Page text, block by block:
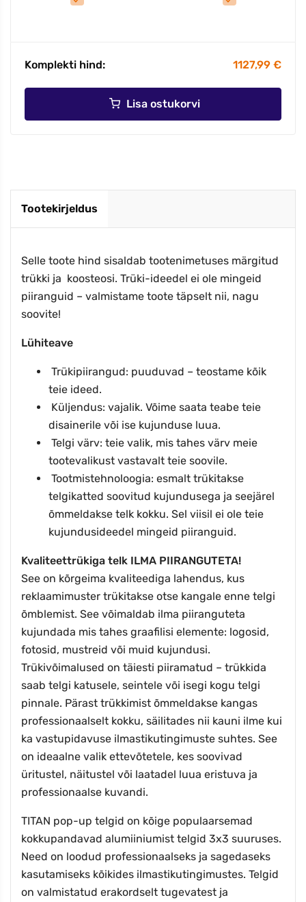
Komplekti hind: 1127,99 €
Lisa ostukorvi
Tootekirjeldus
Selle toote hind sisaldab tootenimetuses märgitud
trükki ja koosteosi. Trüki-ideedel ei ole mingeid
piiranguid – valmistame toote täpselt nii, nagu
soovite!
Lühiteave
Trükipiirangud: puuduvad – teostame kõik
teie ideed.
Küljendus: vajalik. Võime saata teabe teie
disainerile või ise kujunduse luua.
Telgi värv: teie valik, mis tahes värv meie
tootevalikust vastavalt teie soovile.
Tootmistehnoloogia: esmalt trükitakse
telgikatted soovitud kujundusega ja seejärel
õmmeldakse telk kokku. Sel viisil ei ole teie
kujundusideedel mingeid piiranguid.
Kvaliteettrükiga telk ILMA PIIRANGUTETA!
See on kõrgeima kvaliteediga lahendus, kus
reklaamimuster trükitakse otse kangale enne telgi
õmblemist. See võimaldab ilma piiranguteta
kujundada mis tahes graafilisi elemente: logosid,
fotosid, mustreid või muid kujundusi.
Trükivõimalused on täiesti piiramatud – trükkida
saab telgi katusele, seintele või isegi kogu telgi
pinnale. Pärast trükkimist õmmeldakse kangas
professionaalselt kokku, säilitades nii kauni ilme kui
ka vastupidavuse ilmastikutingimuste suhtes. See
on ideaalne valik ettevõtetele, kes soovivad
üritustel, näitustel või laatadel luua eristuva ja
professionaalse kuvandi.
TITAN pop-up telgid on kõige populaarsemad
kokkupandavad alumiiniumist telgid 3x3 suuruses.
Need on loodud professionaalseks ja sagedaseks
kasutamiseks kõikides ilmastikutingimustes. Telgid
on valmistatud erakordselt tugevatest ja